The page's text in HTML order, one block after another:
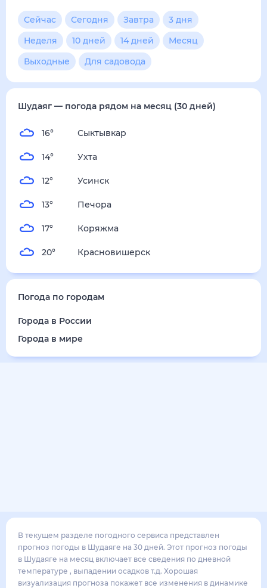
Сейчас Сегодня Завтра
3 дня
Неделя
10 дней 14 дней
Месяц
Выходные
Для садовода
Шудаяг — погода рядом на месяц (30 дней)
16° Сыктывкар
14° Ухта
12° Усинск
13° Печора
17° Коряжма
20° Красновишерск
Погода по городам
Города в России
Города в мире
В текущем разделе погодного сервиса представлен
прогноз погоды в Шудаяге на 30 дней. Этот прогноз погоды
в Шудаяге на месяц включает все сведения по дневной
температуре , выпадении осадков т.д. Хорошая
визуализация прогноза покажет все изменения в динамике